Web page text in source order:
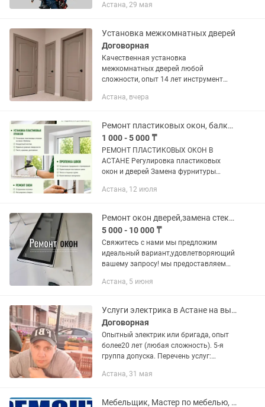
ремонт любой мебели. Навешивание
прямо...
Астана, 29 мая
Установка межкомнатных дверей
Договорная
Качественная установка
межкомнатных дверей любой
сложности, опыт 14 лет инструмент
Ремонт Квартир под ключ звоните на
Астана, вчера
Ремонт пластиковых окон, балконы, витражи, замена стеклопакета
1 000 - 5 000 ₸
РЕМОНТ ПЛАСТИКОВЫХ ОКОН В
АСТАНЕ Регулировка пластиковых
окон и дверей Замена фурнитуры
замков, петель и навесов Замена
Астана, 12 июля
Ремонт окон дверей,замена стекла,регулировка,москитные сетки,замена резины
5 000 - 10 000 ₸
Свяжитесь с нами мы предложим
идеальный вариант,удовлетворяющий
вашему запросу! мы предоставляем
и дверей - Монтаж окон и дверей
Астана, 5 июня
Услуги электрика в Астане на выезд! Электрик профессионал недорого!
Договорная
Опытный электрик или бригада, опыт
более20 лет (любая сложность). 5-я
группа допуска. Перечень услуг:
проводка и т. Д. ) Устранение
Астана, 31 мая
Мебельщик, Мастер по мебелью, сборка мебели, ремонт мебели КАЧЕСТВЕННО 101%